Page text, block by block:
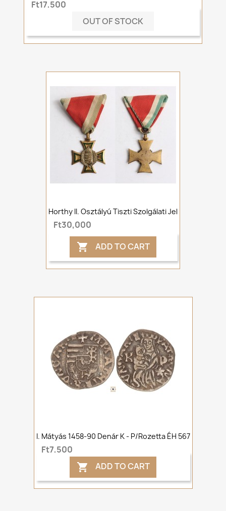
Ft17,500
OUT OF STOCK
Horthy II. Osztályú Tiszti Szolgálati Jel
Ft30,000
 ADD TO CART
I. Mátyás 1458-90 Denár K - P/rozetta ÉH 567
Ft7,500
 ADD TO CART